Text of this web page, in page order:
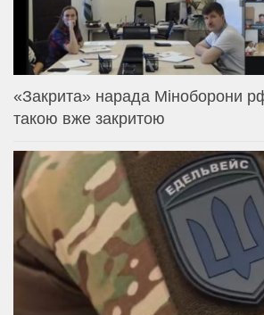
«Закрита» нарада Міноборони
такою вже закритою